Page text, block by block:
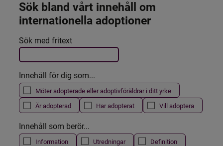
Sök bland vårt innehåll om
internationella adoptioner
Filtrera resultatet
Det här formuläret postas automatiskt
Sök med fritext
Innehåll för dig som...
Möter adopterade eller adoptivföräldrar i ditt yrke
Är adopterad
Har adopterat Vill adoptera
Innehåll som berör...
Information Utredningar
Definition